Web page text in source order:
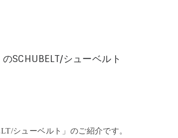
シューベルト」のご紹介です。